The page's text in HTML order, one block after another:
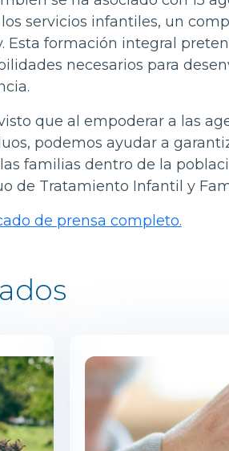
servicios infantiles, un
Esta formación integral
necesarios para
que al empoderar a las
podemos ayudar a
familias dentro de la
de Tratamiento Infantil y
de prensa completo.